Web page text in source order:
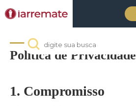
Política de Privacidade
1. Compromisso